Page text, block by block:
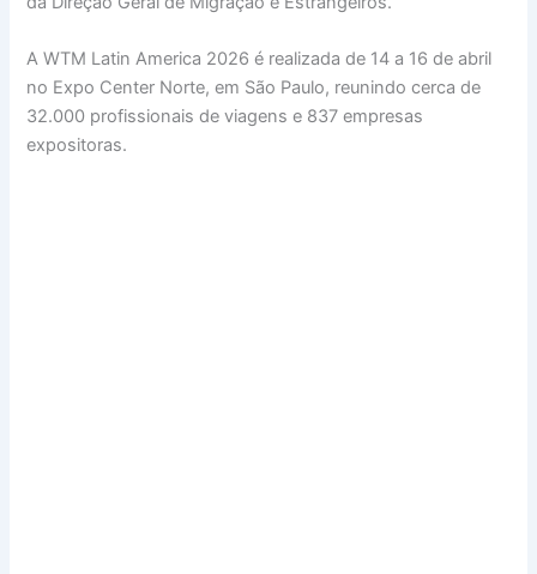
A WTM Latin America 2026 é realizada de 14 a 16 de abril
no Expo Center Norte, em São Paulo, reunindo cerca de
32.000 profissionais de viagens e 837 empresas
expositoras.